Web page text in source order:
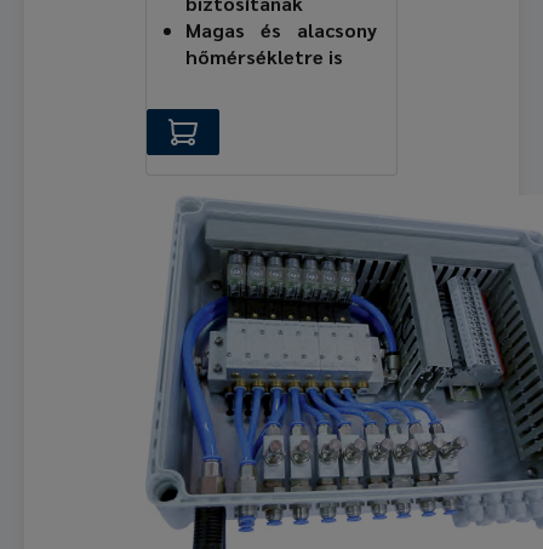
Magas és alacsony
hőmérsékletre is